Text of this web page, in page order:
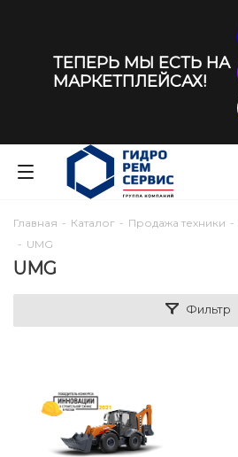
ТЕПЕРЬ МЫ ЕСТЬ НА
МАРКЕТПЛЕЙСАХ!
Главная - Каталог - Продажа техники -
- UMG
UMG
Фильтр